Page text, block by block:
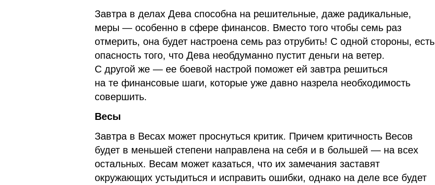
Завтра в делах Дева способна на решительные, даже радикальные,
меры — особенно в сфере финансов. Вместо того чтобы семь раз
отмерить, она будет настроена семь раз отрубить! С одной стороны, есть
опасность того, что Дева необдуманно пустит деньги на ветер.
С другой же — ее боевой настрой поможет ей завтра решиться
на те финансовые шаги, которые уже давно назрела необходимость
совершить.
Весы
Завтра в Весах может проснуться критик. Причем критичность Весов
будет в меньшей степени направлена на себя и в большей — на всех
остальных. Весам может казаться, что их замечания заставят
окружающих устыдиться и исправить ошибки, однако на деле все будет